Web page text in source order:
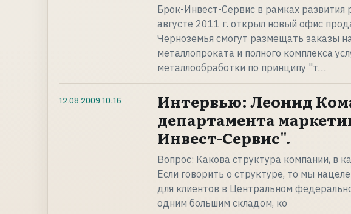
Брок-Инвест-Сервис в рамках развития
августе 2011 г. открыл новый офис
Черноземья смогут размещать заказы
металлопроката и полного комплекса
металлообработки по принципу "т…
12.08.2009 10:16
Интервью: Леонид
департамента
Инвест-Сервис".
Вопрос: Какова структура компании, в
Если говорить о структуре, то мы
для клиентов в Центральном
одним большим складом, ко